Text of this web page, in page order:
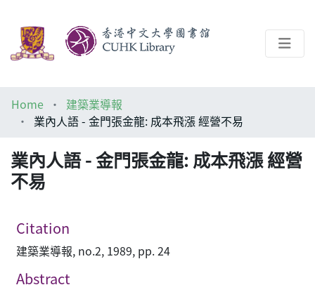
Help
Home
建築業導報
業內人語 - 金門張金龍: 成本飛漲 經營不易
業內人語 - 金門張金龍: 成本飛漲 經營
不易
Citation
建築業導報, no.2, 1989, pp. 24
Abstract